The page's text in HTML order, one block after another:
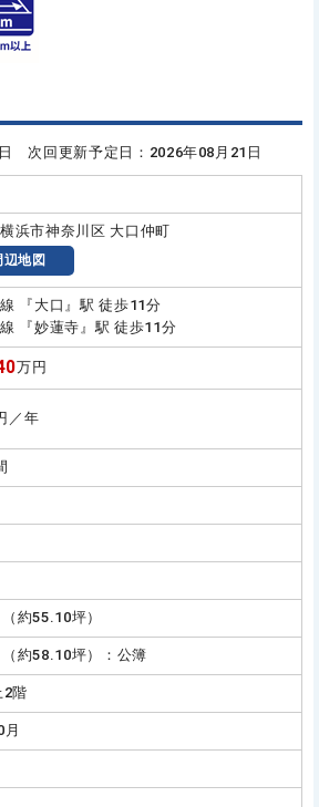
次回更新予定日：2026年08月21日
浜市神奈川区 大口仲町
辺地図
『大口』駅 徒歩11分
『妙蓮寺』駅 徒歩11分
万円
／年
約55.10坪）
約58.10坪）：公簿
2階